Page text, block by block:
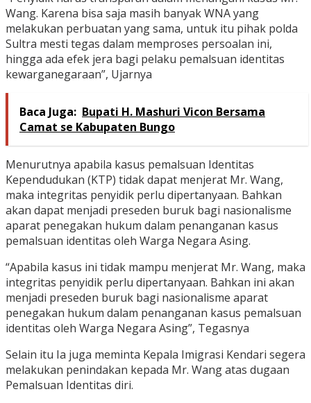
Wang. Karena bisa saja masih banyak WNA yang
melakukan perbuatan yang sama, untuk itu pihak polda
Sultra mesti tegas dalam memproses persoalan ini,
hingga ada efek jera bagi pelaku pemalsuan identitas
kewarganegaraan”, Ujarnya
Baca Juga: Bupati H. Mashuri Vicon Bersama
Camat se Kabupaten Bungo
Menurutnya apabila kasus pemalsuan Identitas
Kependudukan (KTP) tidak dapat menjerat Mr. Wang,
maka integritas penyidik perlu dipertanyaan. Bahkan
akan dapat menjadi preseden buruk bagi nasionalisme
aparat penegakan hukum dalam penanganan kasus
pemalsuan identitas oleh Warga Negara Asing.
“Apabila kasus ini tidak mampu menjerat Mr. Wang, maka
integritas penyidik perlu dipertanyaan. Bahkan ini akan
menjadi preseden buruk bagi nasionalisme aparat
penegakan hukum dalam penanganan kasus pemalsuan
identitas oleh Warga Negara Asing”, Tegasnya
Selain itu Ia juga meminta Kepala Imigrasi Kendari segera
melakukan penindakan kepada Mr. Wang atas dugaan
Pemalsuan Identitas diri.